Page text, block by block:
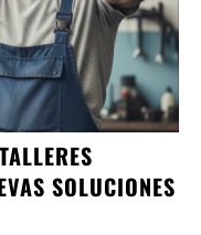
SOLUCIONES